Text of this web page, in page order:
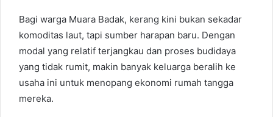
Bagi warga Muara Badak, kerang kini bukan sekadar
komoditas laut, tapi sumber harapan baru. Dengan
modal yang relatif terjangkau dan proses budidaya
yang tidak rumit, makin banyak keluarga beralih ke
usaha ini untuk menopang ekonomi rumah tangga
mereka.